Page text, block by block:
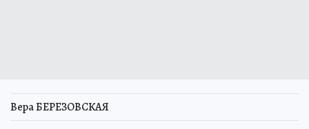
Вера БЕРЕЗОВСКАЯ